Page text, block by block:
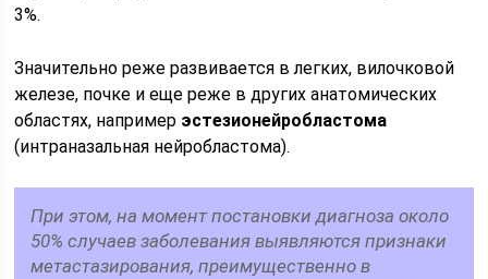
3%.
Значительно реже развивается в легких, вилочковой
железе, почке и еще реже в других анатомических
областях, например эстезионейробластома
(интраназальная нейробластома).
При этом, на момент постановки диагноза около
50% случаев заболевания выявляются признаки
метастазирования, преимущественно в